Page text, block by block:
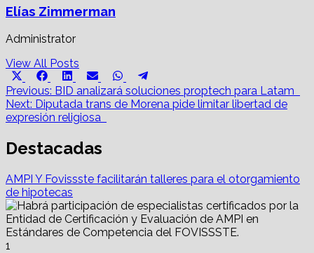
Elías Zimmerman
Administrator
View All Posts
Share
on
(Twitter)
Share
on
Facebook
Share
on
LinkedIn
Share
on
Email
Share
on
WhatsApp
on
Post
navigation
Previous: BID analizará soluciones proptech para Latam
Next: Diputada trans de Morena pide limitar libertad de
expresión religiosa
Destacadas
AMPI Y Fovissste facilitarán talleres para el otorgamiento
de hipotecas
1